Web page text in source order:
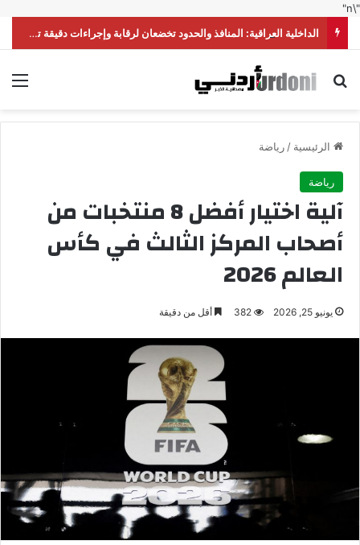
"\n"
الداخلية العراقية: المنافذ والحدود تخضعان لرقابة وإجراءات دقيقة تحقق أعلى درجات الأمن
بحث عن
الرئيسية /رياضة
رياضة
آلية اختيار أفضل 8 منتخبات من
أصحاب المركز الثالث في كأس
العالم 2026
يونيو 25, 2026 382 أقل من دقيقة